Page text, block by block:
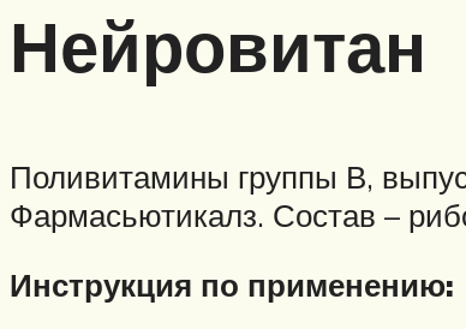
Нейровитан
Поливитамины группы В,
Фармасьютикалз. Состав –
Инструкция по применению: